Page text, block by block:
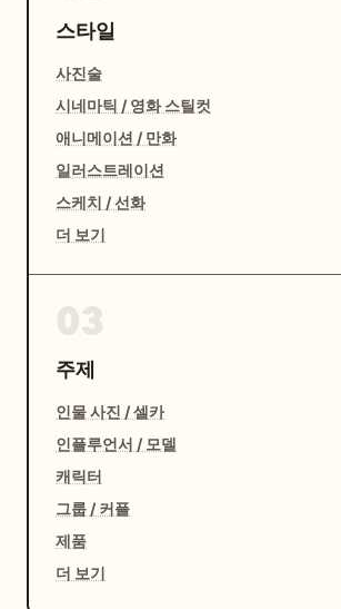
스타일
사진술
시네마틱 / 영화 스틸컷
애니메이션 / 만화
일러스트레이션
스케치 / 선화
더 보기
주제
인물 사진 / 셀카
인플루언서 / 모델
캐릭터
그룹 / 커플
제품
더 보기